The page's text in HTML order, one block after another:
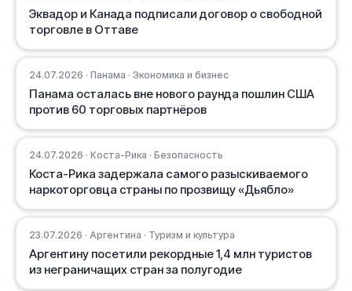
Эквадор и Канада подписали договор о свободной
торговле в Оттаве
24.07.2026 · Панама · Экономика и бизнес
Панама осталась вне нового раунда пошлин США
против 60 торговых партнёров
24.07.2026 · Коста-Рика · Безопасность
Коста-Рика задержала самого разыскиваемого
наркоторговца страны по прозвищу «Дьябло»
23.07.2026 · Аргентина · Туризм и культура
Аргентину посетили рекордные 1,4 млн туристов
из неграничащих стран за полугодие